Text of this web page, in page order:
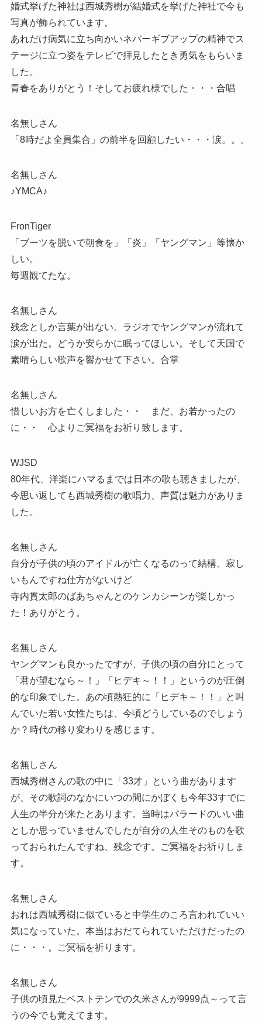
婚式挙げた神社は西城秀樹が結婚式を挙げた神社で今も
写真が飾られています。
あれだけ病気に立ち向かいネバーギブアップの精神でス
テージに立つ姿をテレビで拝見したとき勇気をもらいま
した。
青春をありがとう！そしてお疲れ様でした・・・合唱
名無しさん
「8時だよ全員集合」の前半を回顧したい・・・涙。。。
名無しさん
♪YMCA♪
FronTiger
「ブーツを脱いで朝食を」「炎」「ヤングマン」等懐か
しい。
毎週観てたな。
名無しさん
残念としか言葉が出ない。ラジオでヤングマンが流れて
涙が出た。どうか安らかに眠ってほしい。そして天国で
素晴らしい歌声を響かせて下さい。合掌
名無しさん
惜しいお方を亡くしました・・ まだ、お若かったの
に・・ 心よりご冥福をお祈り致します。
WJSD
80年代、洋楽にハマるまでは日本の歌も聴きましたが、
今思い返しても西城秀樹の歌唱力、声質は魅力がありま
した。
名無しさん
自分が子供の頃のアイドルが亡くなるのって結構、寂し
いもんですね仕方がないけど
寺内貫太郎のばあちゃんとのケンカシーンが楽しかっ
た！ありがとう。
名無しさん
ヤングマンも良かったですが、子供の頃の自分にとって
「君が望むなら～！」「ヒデキ～！！」というのが圧倒
的な印象でした。あの頃熱狂的に「ヒデキ～！！」と叫
んでいた若い女性たちは、今頃どうしているのでしょう
か？時代の移り変わりを感じます。
名無しさん
西城秀樹さんの歌の中に「33才」という曲があります
が、その歌詞のなかにいつの間にかぼくも今年33すでに
人生の半分が来たとあります。当時はバラードのいい曲
としか思っていませんでしたが自分の人生そのものを歌
っておられたんですね、残念です。ご冥福をお祈りしま
す。
名無しさん
おれは西城秀樹に似ていると中学生のころ言われていい
気になっていた。本当はおだてられていただけだったの
に・・・。ご冥福を祈ります。
名無しさん
子供の頃見たベストテンでの久米さんが9999点～って言
うの今でも覚えてます。